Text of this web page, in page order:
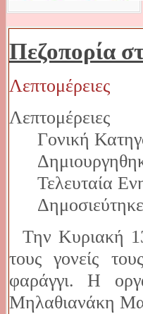
Πεζοπορία
Λεπτομέρειες
Λεπτομέρειες
Γονική
Τελευταία
Την Κυριακή
τους γονείς
φαράγγι. Η
Μηλαθιανάκη